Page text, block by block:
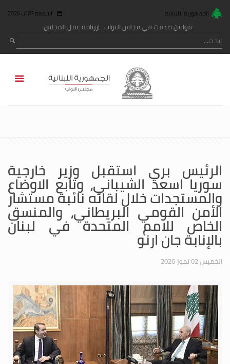
الجمهورية اللبنانية الجمعة 07 آب 2026
قوانين صدقت في مجلس النواب رزنامة عمل المجلس
الرئيس بري استقبل وزير خارجية
سوريا اسعد الشيباني، وتابع الاوضاع
والمستجدات خلال لقائه نائبة مستشار
الأمن القومي البريطاني، والمنسق
الخاص للامم المتحدة في لبنان
بالإنابة جان ارنو
الخميس 02 تموز 2026